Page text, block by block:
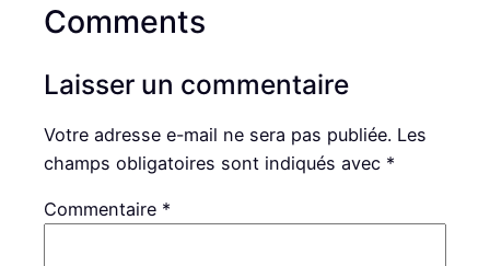
Comments
Laisser un commentaire
Votre adresse e-mail ne sera pas publiée. Les
champs obligatoires sont indiqués avec *
Commentaire *